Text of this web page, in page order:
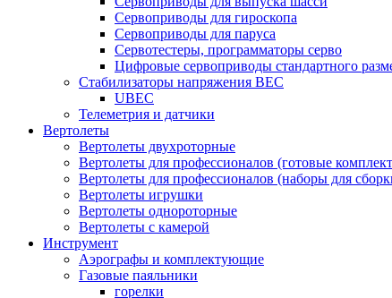
Сервоприводы для гироскопа
Сервоприводы для паруса
Сервотестеры, программаторы серво
Цифровые сервоприводы стандартного
Стабилизаторы напряжения BEC
UBEC
Телеметрия и датчики
Вертолеты
Вертолеты двухроторные
Вертолеты для профессионалов (готовые
Вертолеты для профессионалов (наборы для
Вертолеты игрушки
Вертолеты однороторные
Вертолеты с камерой
Инструмент
Аэрографы и комплектующие
Газовые паяльники
горелки